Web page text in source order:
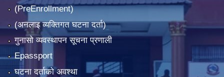
(PreEnrollment)
(अनलाइ व्यक्तिगत घटना दर्ता)
गुनासो व्यवस्थापन सूचना प्रणाली
Epassport
घटना दर्ताको अवश्था